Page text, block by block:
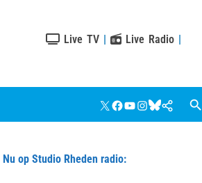
Live TV | Live Radio |
X Facebook
YouTube
Instagram
Bluesky
Google
Nieuws
Nu op Studio Rheden radio: